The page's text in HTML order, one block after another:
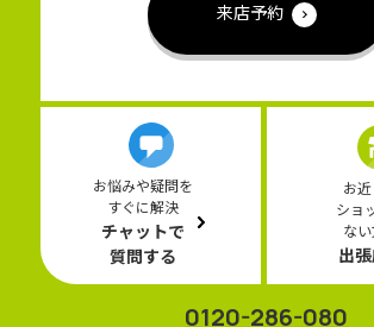
来店予約
お悩みや疑問を
すぐに解決
チャットで
質問する
お
ショ
な
出
0120-286-080